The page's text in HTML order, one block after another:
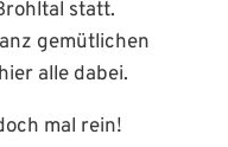
statt.
gemütlichen
alle dabei.
mal rein!